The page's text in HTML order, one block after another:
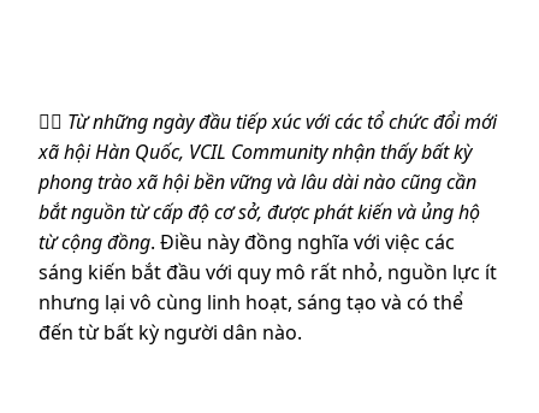
👉🏼 Từ những ngày đầu tiếp xúc với các tổ chức đổi mới
xã hội Hàn Quốc, VCIL Community nhận thấy bất kỳ
phong trào xã hội bền vững và lâu dài nào cũng cần
bắt nguồn từ cấp độ cơ sở, được phát kiến và ủng hộ
từ cộng đồng. Điều này đồng nghĩa với việc các
sáng kiến bắt đầu với quy mô rất nhỏ, nguồn lực ít
nhưng lại vô cùng linh hoạt, sáng tạo và có thể
đến từ bất kỳ người dân nào.